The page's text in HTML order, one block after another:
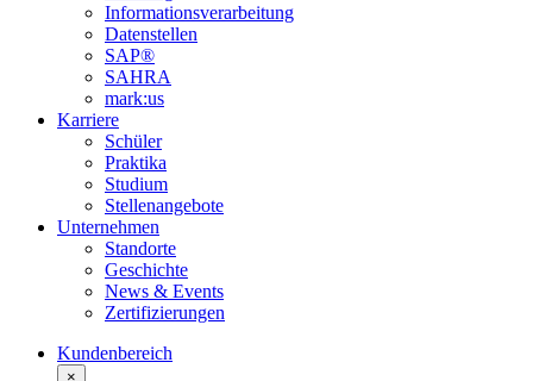
Informations­verarbeitung
Datenstellen
SAP®
SAHRA
mark:us
Karriere
Schüler
Praktika
Studium
Stellenangebote
Unternehmen
Standorte
Geschichte
News & Events
Zertifizierungen
Kundenbereich
×